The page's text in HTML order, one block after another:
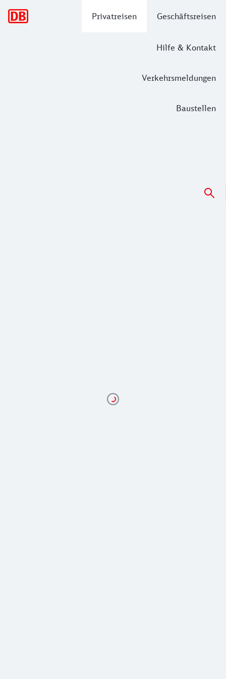
Privatreisen Geschäftsreisen
Hilfe & Kontakt
Verkehrsmeldungen
Baustellen